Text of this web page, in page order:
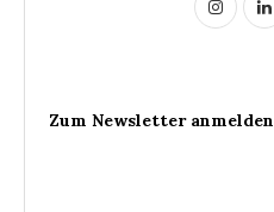
Zum Newsletter anmelden